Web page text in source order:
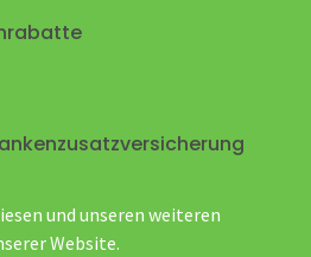
und unseren weiteren
Website.